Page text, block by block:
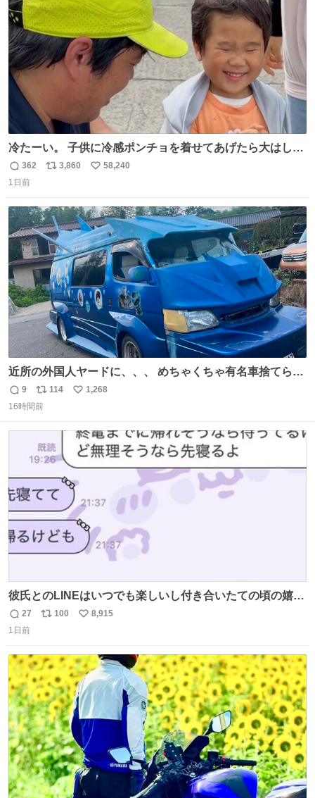
数
冷たーい。 子供に冷感ポンチョを着せてあげたら大はしゃ
ぎで喜んでくれました。 こんな素敵な代物を提供してくれ
た山口県の恩師に感謝。
返
信
362
リ
ト
数
3,860
い
数
58,240
1日前
近所の外国人ヤードに、、、 めちゃくちゃ有名車捨てられ
てました😭 外装ぼろぼろだし、、 中も何にも残ってない
し、、 可哀想に😢😢 今まで数十年お疲れ様でした、、 #バ
返
信
9
リ
ポ
ト
数
114
い
数
1,268
16時間前
彼氏とのLINEはいつでも楽しいし付き合いたての頃の嬉し
かったLINEは無限にあるけど(同棲前は1日で各50通くらい
送りあってたし)最近嬉しかったのはこれ
返
信
27
リ
ト
数
100
い
数
8,915
1日前